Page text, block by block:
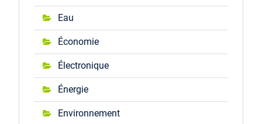
Eau
Économie
Électronique
Énergie
Environnement